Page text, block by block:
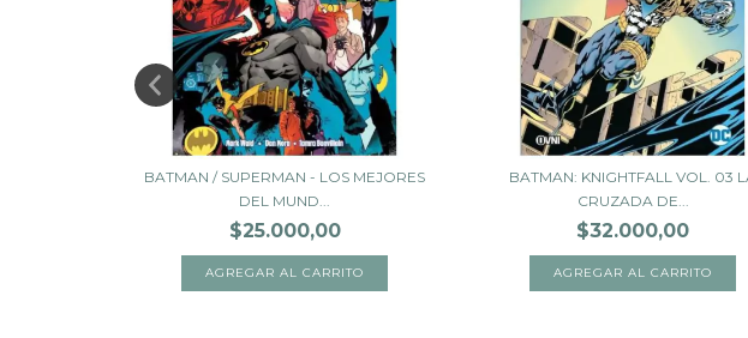
BATMAN / SUPERMAN - LOS MEJORES
DEL MUND...
$25.000,00
BATMAN: KNIGHTFALL VOL. 03
CRUZADA DE...
$32.000,00